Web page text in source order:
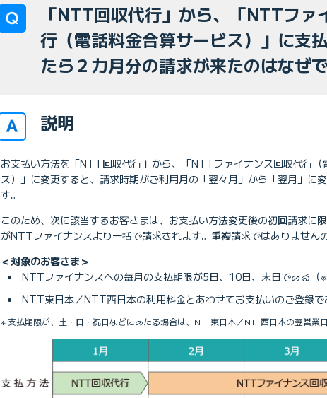
「NTT回収代行」から、「NTTファ
行（電話料金合算サービス）」に支
たら２カ月分の請求が来たのはなぜ
説明
お支払い方法を「NTT回収代行」から、「NTTファイナンス回収代行（
ス）」に変更すると、請求時期がご利用月の「翌々月」から「翌月」に
す。
このため、次に該当するお客さまは、お支払い方法変更後の初回請求に
がNTTファイナンスより一括で請求されます。重複請求ではありません
＜対象のお客さま＞
NTTファイナンスへの毎月の支払期限が5日、10日、末日である（※
NTT東日本／NTT西日本の利用料金とあわせてお支払いのご登録で
※ 支払期限が、土・日・祝日などにあたる場合は、NTT東日本／NTT西日本の翌営業